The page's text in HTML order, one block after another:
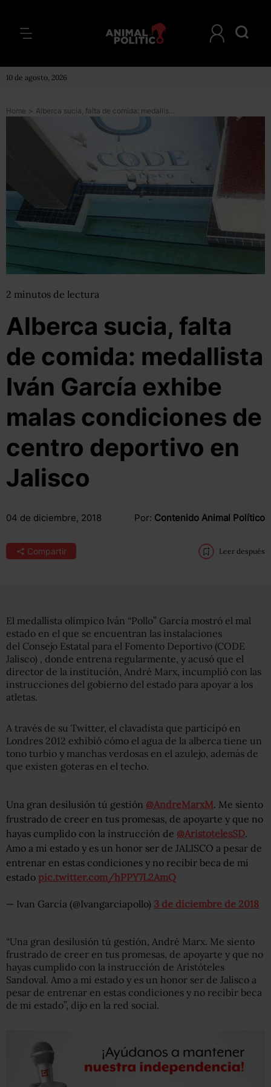
10 de agosto, 2026
Home > Alberca sucia, falta de comida: medallista Iván García exhibe malas condiciones de centro deportivo en Jalisco
2 minutos de lectura
Alberca sucia, falta
de comida: medallista
Iván García exhibe
malas condiciones de
centro deportivo en
Jalisco
04 de diciembre, 2018 Por: Contenido Animal Político
Compartir Leer después
El medallista olímpico Iván “Pollo” García mostró el mal
estado en el que se encuentran las instalaciones
del Consejo Estatal para el Fomento Deportivo (CODE
Jalisco) , donde entrena regularmente, y acusó que el
director de la institución, André Marx, incumplió con las
instrucciones del gobierno del estado para apoyar a los
atletas.
A través de su Twitter, el clavadista que participó en
Londres 2012 exhibió cómo el agua de la alberca tiene un
tono turbio y manchas verdosas en el azulejo, además de
que existen goteras en el techo.
Una gran desilusión tú gestión @AndreMarxM. Me siento
frustrado de creer en tus promesas, de apoyarte y que no
hayas cumplido con la instrucción de @AristotelesSD.
Amo a mi estado y es un honor ser de JALISCO a pesar de
entrenar en estas condiciones y no recibir beca de mi
estado pic.twitter.com/hPPY7L2AmQ
— Ivan García (@Ivangarciapollo) 3 de diciembre de 2018
“Una gran desilusión tú gestión, André Marx. Me siento
frustrado de creer en tus promesas, de apoyarte y que no
hayas cumplido con la instrucción de Aristóteles
Sandoval. Amo a mi estado y es un honor ser de Jalisco a
pesar de entrenar en estas condiciones y no recibir beca
de mi estado”, dijo en la red social.